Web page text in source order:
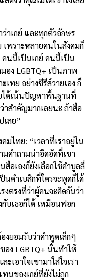
าเกย์ และทุกตัวอักษร
พราะหลายคนในสังคมก็
คนนี้เป็นเกย์ คนนี้เป็น
อง LGBTQ+ เป็นภาพ
เทย อย่างซีรีส์วายเอง ก็
ยได้เน้นปัญหาพื้นฐานที่
าสำคัญมากเลยนะ ถ้าสื่อ
เลย”
มไทย: “เวลาที่เราอยู่ใน
คำถามน่าอึดอัดที่เขา
อเองก็ยังเลือกใช้คำบูลลี่
คำเบสิกที่ใครจะพูดก็ได้
ตรงที่ว่าผู้คนจะคิดกันว่า
บเธอก็ได้ เหมือนฟอก
งยอมรับว่าคำพูดเล็กๆ
อง LGBTQ+ นั่นทำให้
เอาใจเขามาใส่ใจเรา
นของเกย์ที่ยังไม่ถูก